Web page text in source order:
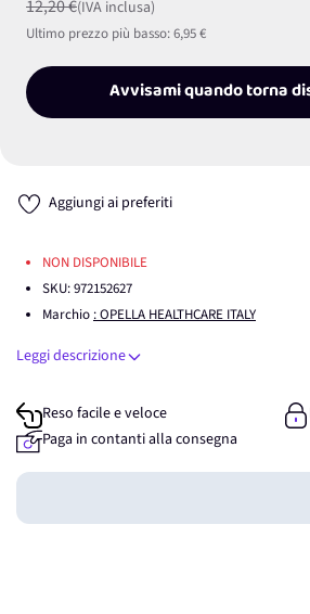
12,20 €(IVA inclusa)
Ultimo prezzo più basso:6,95 €
Avvisami quando torna
Aggiungi ai preferiti
NON DISPONIBILE
SKU:972152627
Marchio : OPELLA HEALTHCARE ITALY
Leggi descrizione
Reso facile e veloce
Paga in contanti alla consegna
Guadagna